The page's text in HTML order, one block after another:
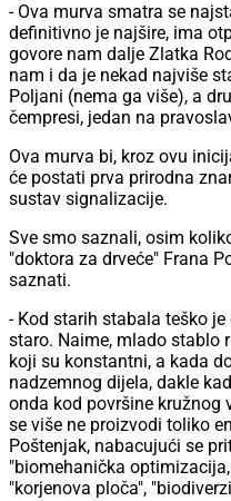
- Ova murva smatra se
definitivno je najšire, ima
govore nam dalje Zlatka
nam i da je nekad najviše
Poljani (nema ga više), a
čempresi, jedan na
Ova murva bi, kroz ovu
će postati prva prirodna
sustav signalizacije.
Sve smo saznali, osim
"doktora za drveće" Frana
saznati.
- Kod starih stabala teško
staro. Naime, mlado stablo
koji su konstantni, a kada
nadzemnog dijela, dakle
onda kod površine kružnog
se više ne proizvodi toliko
Poštenjak, nabacujući se
"biomehanička
"korjenova ploča",